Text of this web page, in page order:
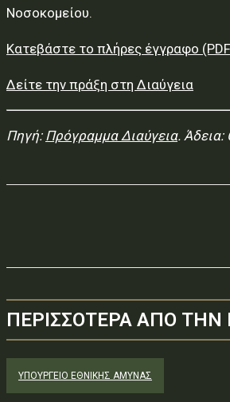
Νοσοκομείου.
Κατεβάστε το πλήρες έγγραφο
Δείτε την πράξη στη Διαύγεια
Πηγή: Πρόγραμμα Διαύγεια. Άδεια:
ΠΕΡΙΣΣΟΤΕΡΑ ΑΠΟ ΤΗΝ
ΥΠΟΥΡΓΕΊΟ ΕΘΝΙΚΉΣ ΆΜΥΝΑΣ